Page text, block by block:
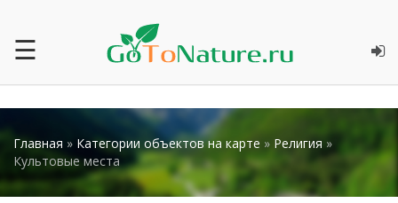
☰
Главная » Категории объектов на карте » Религия »
Культовые места